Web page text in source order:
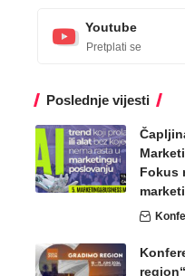
Youtube
Pretplati se
Poslednje vijesti
Fokus